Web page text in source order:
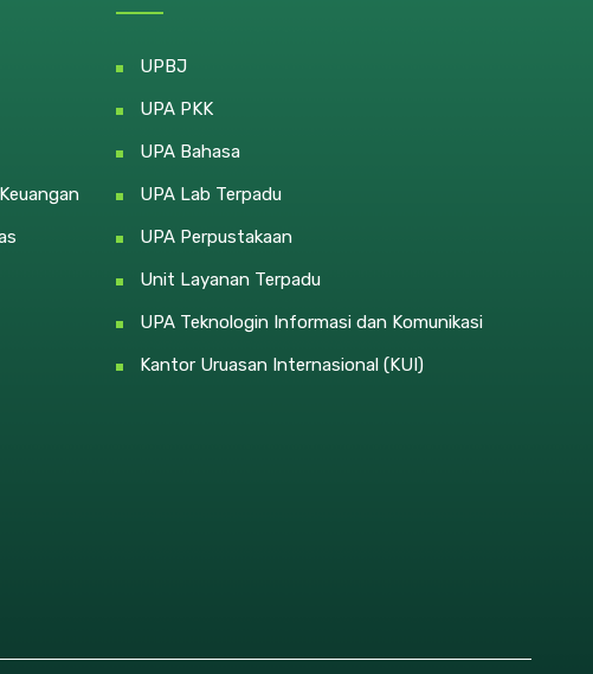
UPBJ
UPA PKK
UPA Bahasa
UPA Lab Terpadu
UPA Perpustakaan
Unit Layanan Terpadu
UPA Teknologin Informasi dan Komunikasi
Kantor Uruasan Internasional (KUI)